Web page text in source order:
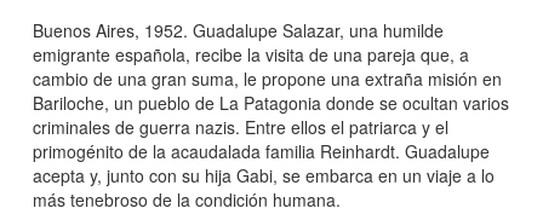
Buenos Aires, 1952. Guadalupe Salazar, una humilde
emigrante española, recibe la visita de una pareja que, a
cambio de una gran suma, le propone una extraña misión en
Bariloche, un pueblo de La Patagonia donde se ocultan varios
criminales de guerra nazis. Entre ellos el patriarca y el
primogénito de la acaudalada familia Reinhardt. Guadalupe
acepta y, junto con su hija Gabi, se embarca en un viaje a lo
más tenebroso de la condición humana.